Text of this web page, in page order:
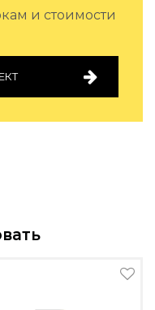
по вашему
и стоимости